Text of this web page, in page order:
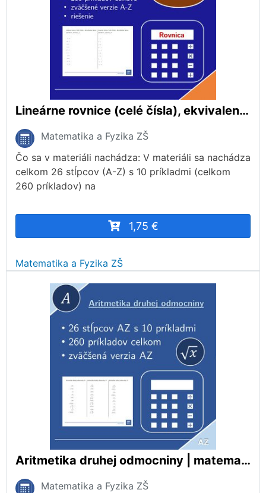
Lineárne rovnice (celé čísla), ekvivalentná úprava (násobenie, delenie) | matematika, algebra | 26 stĺpcov
Matematika a Fyzika ZŠ
Čo sa v materiáli nachádza: V materiáli sa nachádza
celkom 26 stĺpcov (A-Z) s 10 príkladmi (celkom
260 príkladov) na
1,75 €
Matematika a Fyzika ZŠ
Aritmetika druhej odmocniny | matematika | 26 stĺpcov
Matematika a Fyzika ZŠ